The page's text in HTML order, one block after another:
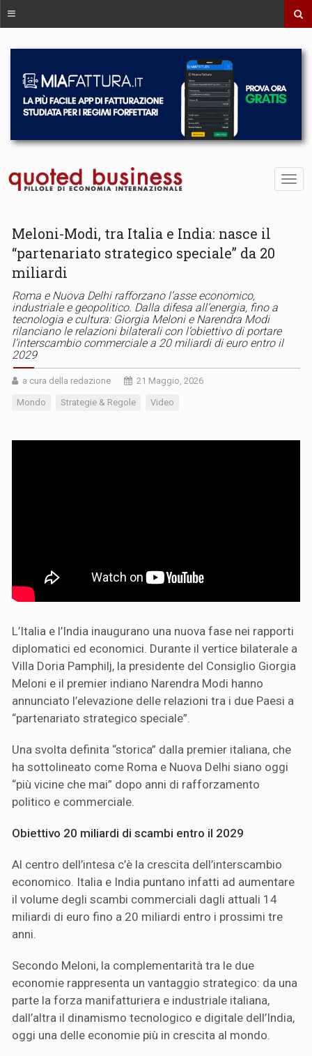
Meloni-Modi, tra Italia e India: nasce il
“partenariato strategico speciale” da 20
miliardi
Roma e Nuova Delhi rafforzano l’asse economico,
industriale e geopolitico. Dalla difesa all’energia, fino a
tecnologia e cultura: Giorgia Meloni e Narendra Modi
rilanciano le relazioni bilaterali con l’obiettivo di portare
l’interscambio commerciale a 20 miliardi di euro entro il
2029
a cura della redazione 21 Maggio, 2026
Mondo Strategie & Regole Video
L’Italia e l’India inaugurano una nuova fase nei rapporti
diplomatici ed economici. Durante il vertice bilaterale a
Villa Doria Pamphilj, la presidente del Consiglio Giorgia
Meloni e il premier indiano Narendra Modi hanno
annunciato l’elevazione delle relazioni tra i due Paesi a
“partenariato strategico speciale”.
Una svolta definita “storica” dalla premier italiana, che
ha sottolineato come Roma e Nuova Delhi siano oggi
“più vicine che mai” dopo anni di rafforzamento
politico e commerciale.
Obiettivo 20 miliardi di scambi entro il 2029
Al centro dell’intesa c’è la crescita dell’interscambio
economico. Italia e India puntano infatti ad aumentare
il volume degli scambi commerciali dagli attuali 14
miliardi di euro fino a 20 miliardi entro i prossimi tre
anni.
Secondo Meloni, la complementarità tra le due
economie rappresenta un vantaggio strategico: da una
parte la forza manifatturiera e industriale italiana,
dall’altra il dinamismo tecnologico e digitale dell’India,
oggi una delle economie più in crescita al mondo.